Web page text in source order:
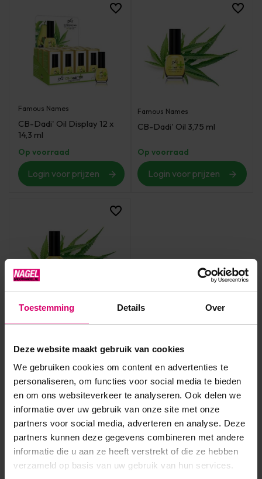
Toestemming Details Over
Deze website maakt gebruik van cookies
We gebruiken cookies om content en advertenties te
personaliseren, om functies voor social media te bieden
en om ons websiteverkeer te analyseren. Ook delen we
informatie over uw gebruik van onze site met onze
partners voor social media, adverteren en analyse. Deze
partners kunnen deze gegevens combineren met andere
informatie die u aan ze heeft verstrekt of die ze hebben
verzameld op basis van uw gebruik van hun services.
Famous Names
CB-Dadi' Oil Display 12 x
14,3 ml
Op voorraad
Login voor prijzen
Famous Names
CB-Dadi' Oil 3,75 ml
Op voorraad
Login voor prijzen
Famous Names
CB-Dadi' Oil 14,3 ml
Op voorraad
Login voor prijzen
Overige categorieën in MERKEN